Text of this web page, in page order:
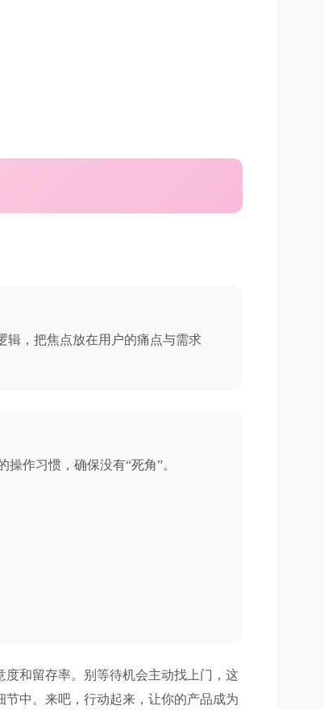
辑，把焦点放在用户的痛点与需求
作习惯，确保没有“死角”。
和留存率。别等待机会主动找上门，这
中。来吧，行动起来，让你的产品成为